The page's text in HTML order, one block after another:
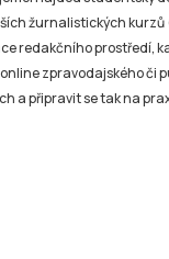
žurnalistických
redakčního prostředí,
zpravodajského či
a připravit se tak na